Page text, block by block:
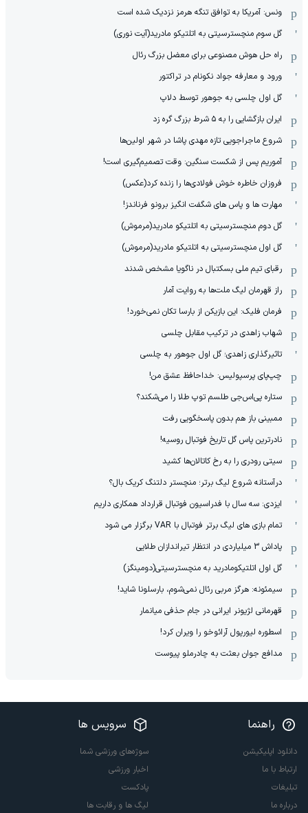
ونس: آمریکا به توافق تنگه هرمز نزدیک شده است
گل سوم منچسترسیتی به اتلتیکو مادرید(آیت نوری)
راه حل هوش مصنوعی برای معضل بزرگ رئال
ورود و معارفه جواد نکونام در تراکتور
گل اول چلسی به جوهور توسط دلاپ
ایران بازگشایی را به ۵ شرط بزرگ گره زد
شروع ماجراجویی تازه مهدی پاشا در شهر اولین‌ها
آموریم پس از شکست سنگین: وقت تصمیم‌گیری است!
فروزان خاطره خوش فولادی‌ها را زنده کرد(عکس)
مهارت ها و پاس های شگفت انگیز برونو فرناندز!
گل دوم منچسترسیتی به اتلتیکو مادرید(مرموش)
گل اول منچسترسیتی به اتلتیکو مادرید(مرموش)
رقبای تیم ملی بسکتبال در ناگویا مشخص‌ شدند
راز قهرمان لیگ ملت‌ها به روایت آمار
فرمان فلیک: این بازیکن از بارسا تکان نمی‌خورد!
شهاب زاهدی در ترکیب مقابل چلسی
تاثیرگذاری زاهدی؛ گل اول جوهور به چلسی
چپ‌پای پرسپولیس: خداحافظ عشق من!
ستاره پی‌اس‌جی طلسم توپ طلا را می‌شکند؟
ممبینی باز هم بدون پاسخگویی رفت
نادر‌ترین پاس گل تاریخ فوتبال روسیه!
سیتی رودری را به رخ کاتالان‌ها کشید
درآستانه شروع لیگ برتر؛ منچستر دلتنگ کریک بال؟
ایزدی: سه سال با فدراسیون فوتبال قرارداد همکاری داریم
تمام بازی های لیگ برتر فوتبال با VAR برگزار می شود
پاداش 3 میلیاردی در انتظار تیراندازان طلایی
گل اول اتلتیکومادرید به منچسترسیتی(دومینگز)
سیمئونه: هرگز مربی رئال نمی‌شوم، بارسلونا شاید!
قهرمانی لژیونر ایرانی در جام حذفی میانمار
اسطوره لیورپول آرائوخو را ویران کرد!
مدافع جوان بعثت به چادرملو پیوست
راهنما
دانلود اپلیکیشن
ارتباط با ما
تبلیغات
درباره ما
سرویس ها
سوژه‌های ورزشی شما
اخبار ورزشی
پادکست
لیگ ها و رقابت ها